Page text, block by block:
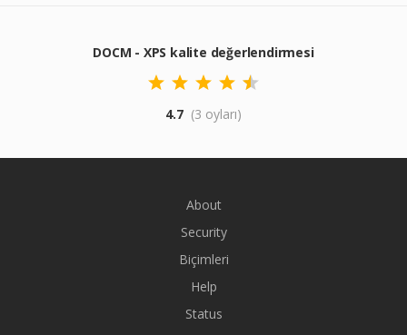
DOCM - XPS kalite değerlendirmesi
4.7 (3 oyları)
About
Security
Biçimleri
Help
Status